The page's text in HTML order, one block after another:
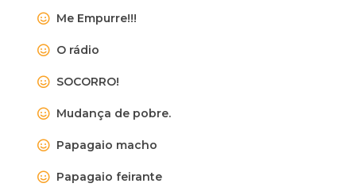
Me Empurre!!!
O rádio
SOCORRO!
Mudança de pobre.
Papagaio macho
Papagaio feirante